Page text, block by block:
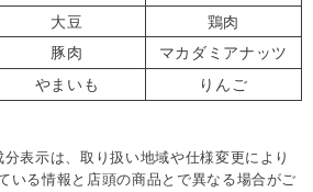
大豆
鶏肉
豚肉
マカダミアナッツ
やまいも
りんご
表示は、取り扱い地域や仕様変更により
いる情報と店頭の商品とで異なる場合がご